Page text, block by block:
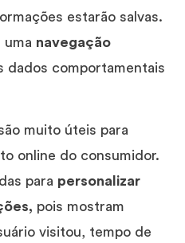
estarão salvas.
uma navegação
dados comportamentais
muito úteis para
online do consumidor.
para personalizar
pois mostram
visitou, tempo de